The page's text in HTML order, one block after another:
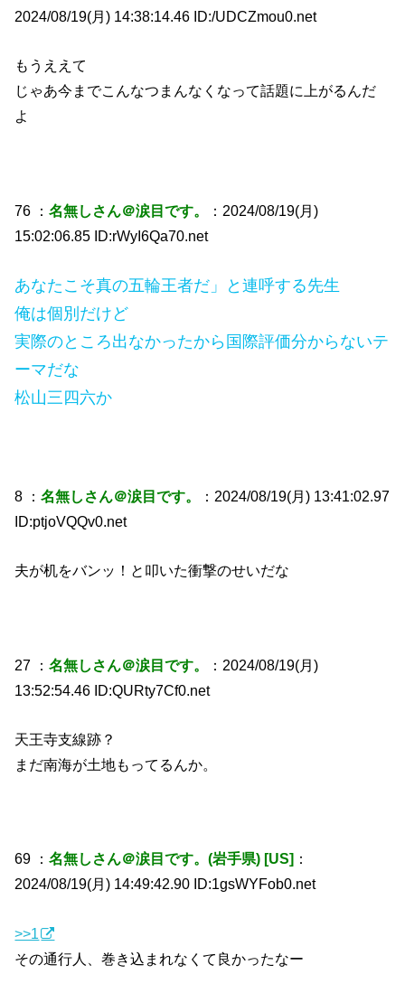
2024/08/19(月) 14:38:14.46 ID:/UDCZmou0.net
もうええて
じゃあ今までこんなつまんなくなって話題に上がるんだ
よ
76 ：名無しさん＠涙目です。
：2024/08/19(月)
15:02:06.85 ID:rWyI6Qa70.net
あなたこそ真の五輪王者だ」と連呼する先生
俺は個別だけど
実際のところ出なかったから国際評価分からないテ
ーマだな
松山三四六か
8 ：名無しさん＠涙目です。
：2024/08/19(月) 13:41:02.97
ID:ptjoVQQv0.net
夫が机をバンッ！と叩いた衝撃のせいだな
27 ：名無しさん＠涙目です。
：2024/08/19(月)
13:52:54.46 ID:QURty7Cf0.net
天王寺支線跡？
まだ南海が土地もってるんか。
69 ：名無しさん＠涙目です。(岩手県) [US] ：
2024/08/19(月) 14:49:42.90 ID:1gsWYFob0.net
>>1
その通行人、巻き込まれなくて良かったなー